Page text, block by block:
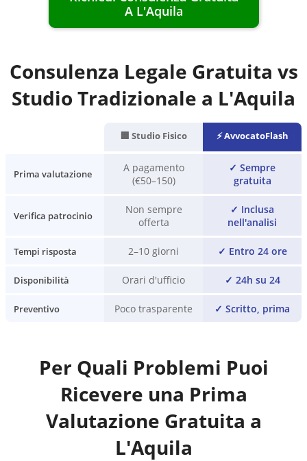
A L'Aquila
Consulenza Legale Gratuita vs
Studio Tradizionale a L'Aquila
🏢 Studio Fisico ⚡ AvvocatoFlash
Prima valutazione
A pagamento
(€50–150)
✓ Sempre
gratuita
Verifica patrocinio
Non sempre
offerta
✓ Inclusa
nell'analisi
Tempi risposta 2–10 giorni ✓ Entro 24 ore
Disponibilità Orari d'ufficio ✓ 24h su 24
Preventivo Poco trasparente ✓ Scritto, prima
Per Quali Problemi Puoi
Ricevere una Prima
Valutazione Gratuita a
L'Aquila